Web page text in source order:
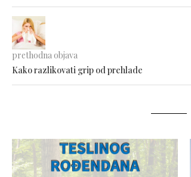
prethodna objava
Kako razlikovati grip od prehlade